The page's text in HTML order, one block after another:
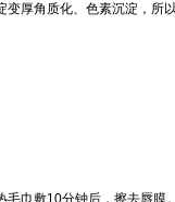
变厚角质化、色素沉淀，所
巾敷10分钟后，擦去唇膜